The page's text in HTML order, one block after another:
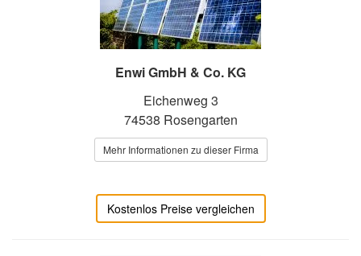
Enwi GmbH & Co. KG
Eichenweg 3
74538 Rosengarten
Mehr Informationen zu dieser Firma
Kostenlos Preise vergleichen